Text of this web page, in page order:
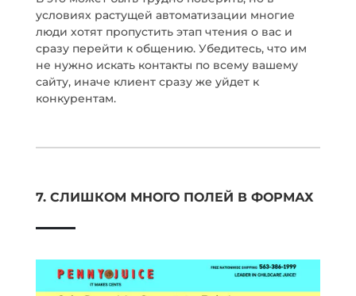
условиях растущей автоматизации многие
люди хотят пропустить этап чтения о вас и
сразу перейти к общению. Убедитесь, что им
не нужно искать контакты по всему вашему
сайту, иначе клиент сразу же уйдет к
конкурентам.
7. СЛИШКОМ МНОГО ПОЛЕЙ В ФОРМАХ